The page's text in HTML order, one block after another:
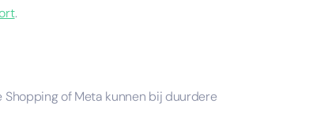
.
of Meta kunnen bij duurdere